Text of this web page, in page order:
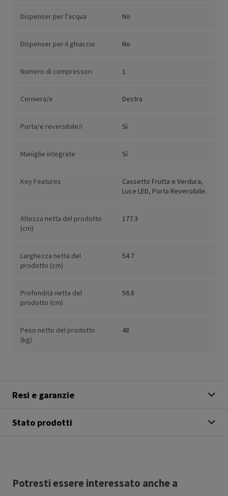
Dispenser per l’acqua No
Dispenser per il ghiaccio No
Numero di compressori 1
Cerniera/e Destra
Porta/e reversibile/i Sì
Maniglie integrate Sì
Key Features
Cassetto Frutta e Verdura,
Luce LED, Porta Reversibile.
Altezza netta del prodotto
(cm)
177.3
Larghezza netta del
prodotto (cm)
54.7
Profondità netta del
prodotto (cm)
56.8
Peso netto del prodotto
(kg)
48
Resi e garanzie
Stato prodotti
Potresti essere interessato anche a